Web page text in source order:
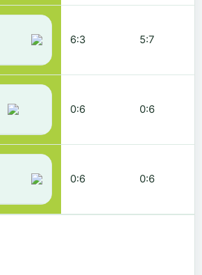
6:3 5:7
0:6 0:6
0:6 0:6